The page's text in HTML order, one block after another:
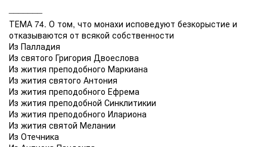
ТЕМА 74. О том, что монахи исповедуют безкорыстие и
отказываются от всякой собственности
Из Палладия
Из святого Григория Двоеслова
Из жития преподобного Маркиана
Из жития святого Антония
Из жития преподобного Ефрема
Из жития преподобной Синклитикии
Из жития преподобного Илариона
Из жития святой Мелании
Из Отечника